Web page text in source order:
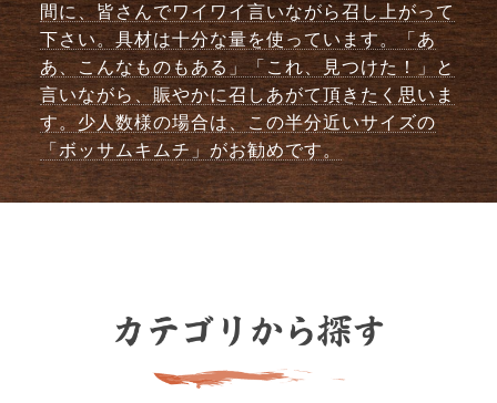
間に、皆さんでワイワイ言いながら召し上がって
下さい。具材は十分な量を使っています。「あ
あ、こんなものもある」「これ、見つけた！」と
言いながら、賑やかに召しあがて頂きたく思いま
す。少人数様の場合は、この半分近いサイズの
「ボッサムキムチ」がお勧めです。